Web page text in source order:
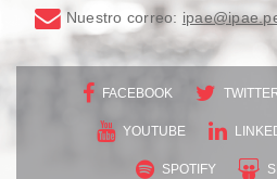
Nuestro correo:
FACEBOOK
YOUTUBE
SPOTIFY